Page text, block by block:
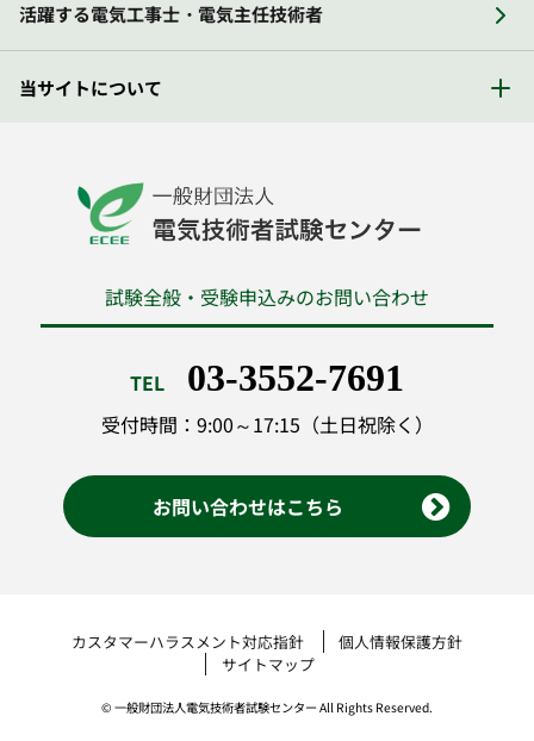
活躍する電気工事士・電気主任技術者
当サイトについて
試験全般・受験申込みのお問い合わせ
TEL 03-3552-7691
受付時間：9:00～17:15（土日祝除く）
お問い合わせはこちら
カスタマーハラスメント対応指針
個人情報保護方針
サイトマップ
© 一般財団法人電気技術者試験センター All Rights Reserved.